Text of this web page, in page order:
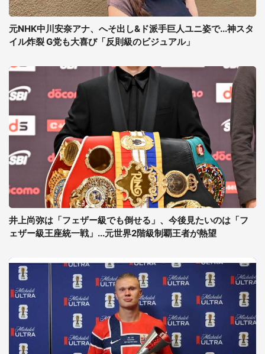
元NHK中川安奈アナ、へそ出し&ド派手巨人ユニ姿で...神スタ
イル炸裂 G党も大喜び「反則級のビジュアル」
井上尚弥は「フェザー級でも倒せる」、今後見たいのは「フ
ェザー級王座統一戦」...元世界2階級制覇王者が熱望